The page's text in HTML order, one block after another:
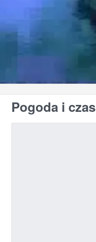
Pogoda i czas